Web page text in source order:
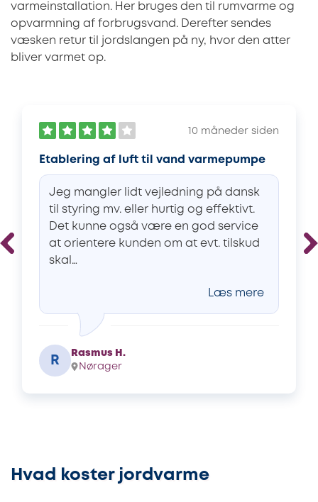
varmeinstallation. Her bruges den til rumvarme og
opvarmning af forbrugsvand. Derefter sendes
væsken retur til jordslangen på ny, hvor den atter
bliver varmet op.
10 måneder siden
Etablering af luft til vand varmepumpe
Jeg mangler lidt vejledning på dansk
til styring mv. eller hurtig og effektivt.
Det kunne også være en god service
at orientere kunden om at evt. tilskud
skal…
Læs mere
R
Rasmus H.
Nørager
Hvad koster jordvarme